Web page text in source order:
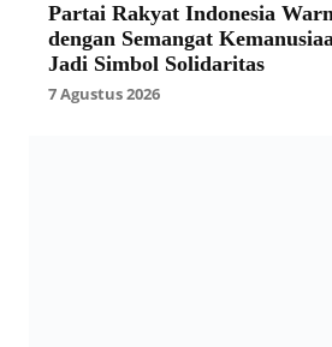
Partai Rakyat Indonesia
dengan Semangat
Jadi Simbol Solidaritas
7 Agustus 2026